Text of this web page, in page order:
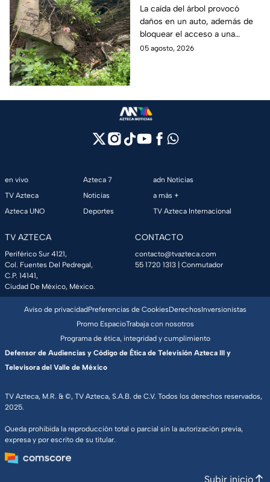
Cae gigantesco árbol en
calles de la GAM y deja
graves daños
La caída del árbol provocó
daños en un auto, además de
bloquear el acceso a una
unidad habitacional en la
05 agosto, 2026
en vivo
TV Azteca
Azteca UNO
Azteca 7
Noticias
Deportes
adn Noticias
a más +
TV Azteca Internacional
TV AZTECA
Periférico Sur 4121,
Col. Fuentes Del Pedregal,
C.P. 14141,
Ciudad De México, México.
CONTACTO
contacto@tvazteca.com
55 1720 1313 | Conmutador
TV Azteca, M.R. & ©, TV Azteca, S.A.B. de C.V. Todos los derechos reservados,
2025.
Queda prohibida la reproducción total o parcial sin la autorización previa,
expresa y por escrito de su titular.
Aviso de privacidadPreferencias de CookiesDerechosInversionistas
Promo EspacioTrabaja con nosotros
Programa de ética, integridad y cumplimiento
Defensor de Audiencias y Código de Ética de Televisión Azteca III y
Televisora del Valle de México
Subir inicio